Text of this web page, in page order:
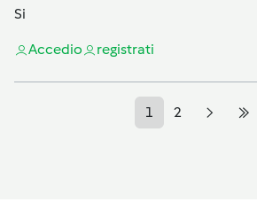
Si
Accedio registrati
1 2